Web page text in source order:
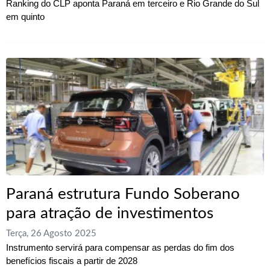
Ranking do CLP aponta Paraná em terceiro e Rio Grande do Sul
em quinto
Paraná estrutura Fundo Soberano
para atração de investimentos
Terça, 26 Agosto 2025
Instrumento servirá para compensar as perdas do fim dos
benefícios fiscais a partir de 2028